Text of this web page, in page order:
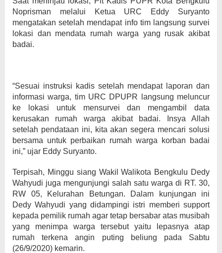
Noprisman melalui Ketua URC Eddy Suryanto
mengatakan setelah mendapat info tim langsung survei
lokasi dan mendata rumah warga yang rusak akibat
badai.
“Sesuai instruksi kadis setelah mendapat laporan dan
informasi warga, tim URC DPUPR langsung meluncur
ke lokasi untuk mensurvei dan mengambil data
kerusakan rumah warga akibat badai. Insya Allah
setelah pendataan ini, kita akan segera mencari solusi
bersama untuk perbaikan rumah warga korban badai
ini,” ujar Eddy Suryanto.
Terpisah, Minggu siang Wakil Walikota Bengkulu Dedy
Wahyudi juga mengunjungi salah satu warga di RT. 30,
RW 05, Kelurahan Betungan. Dalam kunjungan ini
Dedy Wahyudi yang didampingi istri memberi support
kepada pemilik rumah agar tetap bersabar atas musibah
yang menimpa warga tersebut yaitu lepasnya atap
rumah terkena angin puting beliung pada Sabtu
(26/9/2020) kemarin.